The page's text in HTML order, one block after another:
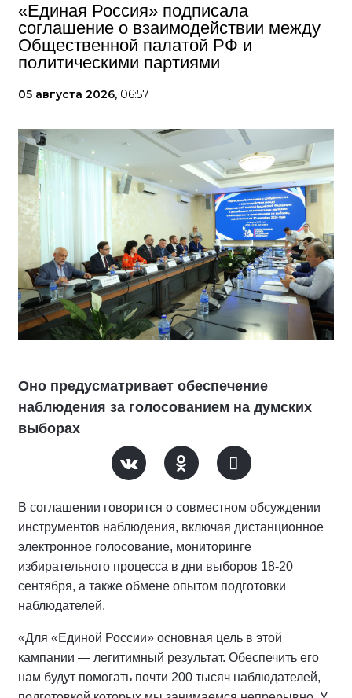
«Единая Россия» подписала
соглашение о взаимодействии между
Общественной палатой РФ и
политическими партиями
05 августа 2026, 06:57
Оно предусматривает обеспечение
наблюдения за голосованием на думских
выборах
В соглашении говорится о совместном обсуждении
инструментов наблюдения, включая дистанционное
электронное голосование, мониторинге
избирательного процесса в дни выборов 18-20
сентября, а также обмене опытом подготовки
наблюдателей.
«Для «Единой России» основная цель в этой
кампании — легитимный результат. Обеспечить его
нам будут помогать почти 200 тысяч наблюдателей,